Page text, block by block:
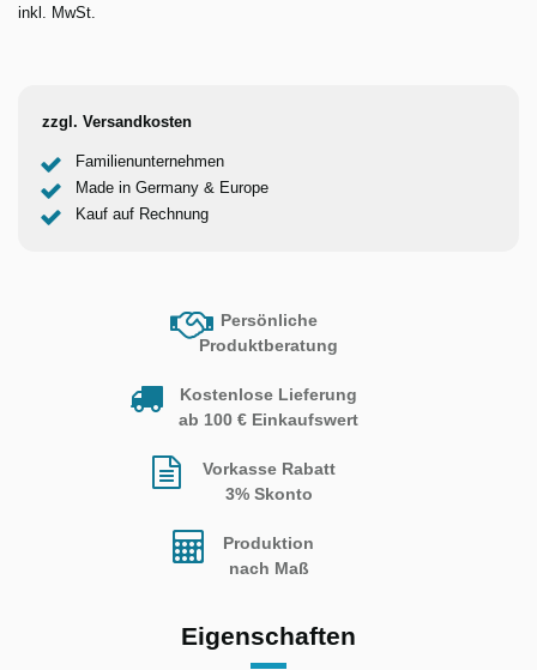
inkl. MwSt.
zzgl. Versandkosten
Familienunternehmen
Made in Germany & Europe
Kauf auf Rechnung
Persönliche
Produktberatung
Kostenlose Lieferung
ab 100 € Einkaufswert
Vorkasse Rabatt
3% Skonto
Produktion
nach Maß
Eigenschaften